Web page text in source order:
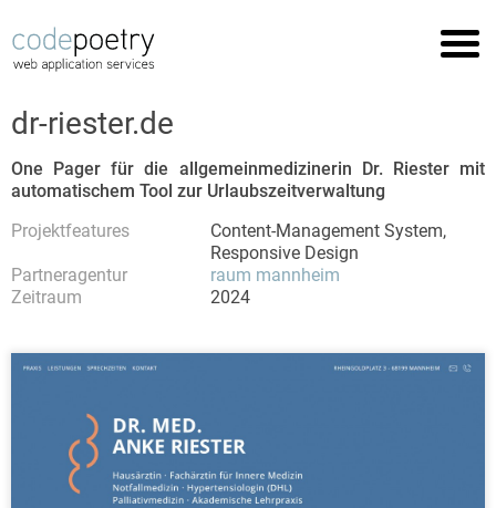
dr-riester.de
One Pager für die allgemeinmedizinerin Dr. Riester mit
automatischem Tool zur Urlaubszeitverwaltung
Projektfeatures
Content-Management System,
Responsive Design
Partneragentur
raum mannheim
Zeitraum
2024
Leistungen
Support
Impressum
Datenschutz